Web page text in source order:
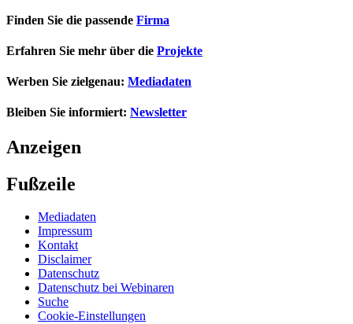
Finden Sie die passende Firma
Erfahren Sie mehr über die Projekte
Werben Sie zielgenau: Mediadaten
Bleiben Sie informiert: Newsletter
Anzeigen
Fußzeile
Mediadaten
Impressum
Kontakt
Disclaimer
Datenschutz
Datenschutz bei Webinaren
Suche
Cookie-Einstellungen